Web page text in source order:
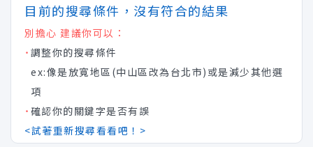
目前的搜尋條件，沒有符合的結果
別擔心 建議你可以：
˙ 調整你的搜尋條件
ex:像是放寬地區(中山區改為台北市)或是減少其他選
項
˙ 確認你的關鍵字是否有誤
<試著重新搜尋看看吧！>